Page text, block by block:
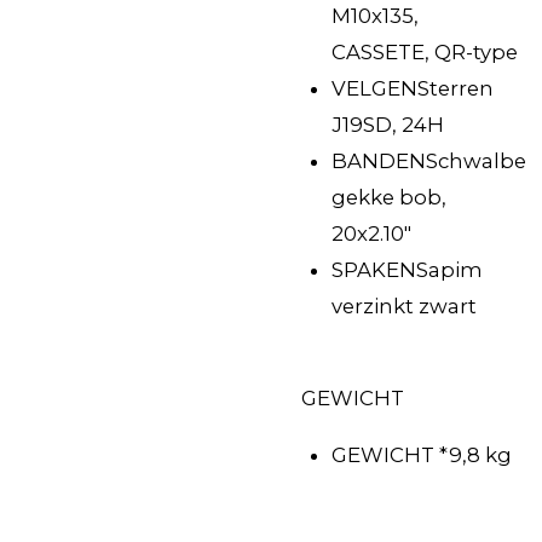
M10x135,
CASSETE, QR-type
VELGENSterren
J19SD, 24H
BANDENSchwalbe
gekke bob,
20x2.10"
SPAKENSapim
verzinkt zwart
GEWICHT
GEWICHT *9,8 kg